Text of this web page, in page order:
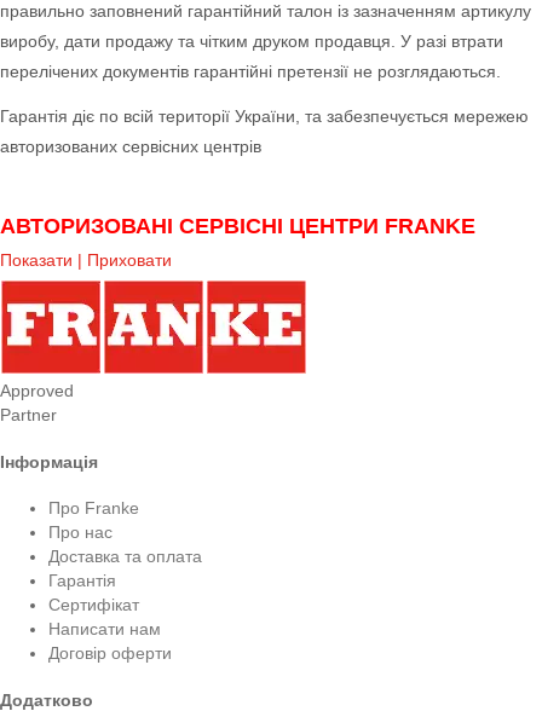
правильно заповнений гарантійний талон із зазначенням артикулу
виробу, дати продажу та чітким друком продавця. У разі втрати
перелічених документів гарантійні претензії не розглядаються.
Гарантія діє по всій території України, та забезпечується мережею
авторизованих сервісних центрів
АВТОРИЗОВАНІ СЕРВІСНІ ЦЕНТРИ FRANKE
Показати | Приховати
Approved
Partner
Інформація
Про Franke
Про нас
Доставка та оплата
Гарантія
Сертифікат
Написати нам
Договір оферти
Додатково